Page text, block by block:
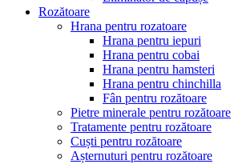
Rozătoare
Hrana pentru rozatoare
Hrana pentru iepuri
Hrana pentru cobai
Hrana pentru hamsteri
Hrana pentru chinchilla
Fân pentru rozătoare
Pietre minerale pentru rozătoare
Tratamente pentru rozătoare
Cuști pentru rozătoare
Așternuturi pentru rozătoare